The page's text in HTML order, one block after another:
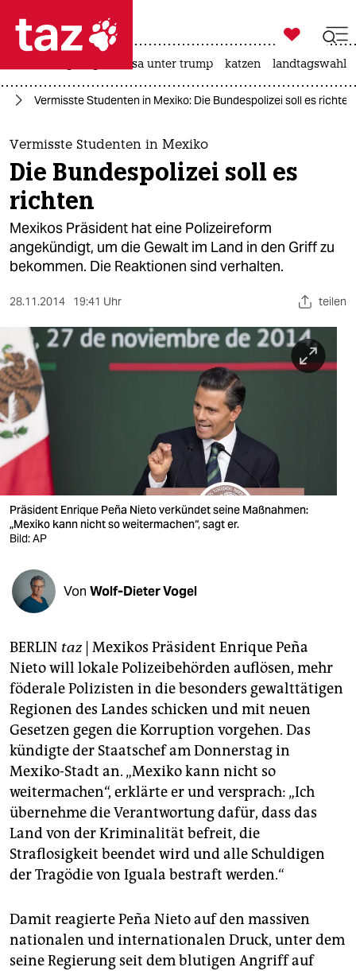
 taz zahl ich
taz zahl ich
themen
politik
öko
gesellschaft
sport
berlin
nord
wahrheit
verlag
verlag
veranstaltungen
fragen & hilfe
abo
genossenschaft
epaper login

taz zahl ich
usa unter trump katzen landtagswahl
Vermisste Studenten in Mexiko: Die Bundespolizei soll es richten
Vermisste Studenten in Mexiko
Die Bundespolizei soll es
richten
Mexikos Präsident hat eine Polizeireform
angekündigt, um die Gewalt im Land in den Griff zu
bekommen. Die Reaktionen sind verhalten.
28.11.2014 19:41 Uhr teilen
Präsident Enrique Peña Nieto verkündet seine Maßnahmen:
„Mexiko kann nicht so weitermachen“, sagt er.
Bild: AP
Von Wolf-Dieter Vogel
BERLIN taz| Mexikos Präsident Enrique Peña
Nieto will lokale Polizeibehörden auflösen, mehr
föderale Polizisten in die besonders gewalttätigen
Regionen des Landes schicken und mit neuen
Gesetzen gegen die Korruption vorgehen. Das
kündigte der Staatschef am Donnerstag in
Mexiko-Stadt an. „Mexiko kann nicht so
weitermachen“, erklärte er und versprach: „Ich
übernehme die Verantwortung dafür, dass das
Land von der Kriminalität befreit, die
Straflosigkeit beendet wird und alle Schuldigen
der Tragödie von Iguala bestraft werden.“
Damit reagierte Peña Nieto auf den massiven
nationalen und internationalen Druck, unter dem
seine Regierung seit dem blutigen Angriff auf